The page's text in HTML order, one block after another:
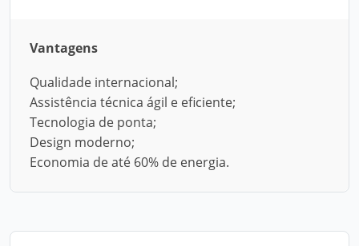
Vantagens
Qualidade internacional;
Assistência técnica ágil e eficiente;
Tecnologia de ponta;
Design moderno;
Economia de até 60% de energia.